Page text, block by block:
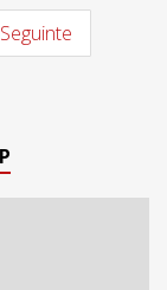
Seguinte